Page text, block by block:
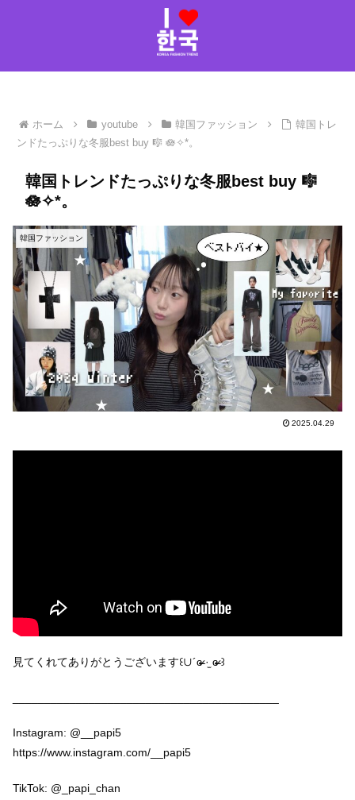
ホーム youtube 韓国ファッション
韓国トレ
ンドたっぷりな冬服best buy 🎼 🪷✧︎*。
韓国トレンドたっぷりな冬服best buy 🎼
🪷✧︎*。
韓国ファッション
2025.04.29
見てくれてありがとうございます꒰∪´ɞ̴̶̷ ·̫ ɞ̴̶̷ ꒱
Instagram: @__papi5
https://www.instagram.com/__papi5
TikTok: @_papi_chan